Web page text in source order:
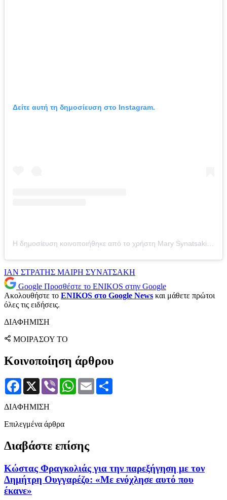
Δείτε αυτή τη δημοσίευση στο Instagram.
Η δημοσίευση κοινοποιήθηκε από το χρήστη Mary Synatsaki (@mairiboo)
ΙΑΝ ΣΤΡΑΤΗΣ ΜΑΙΡΗ ΣΥΝΑΤΣΑΚΗ
Google Προσθέστε το ENIKOS στην Google
Ακολουθήστε το ENIKOS στο Google News και μάθετε πρώτοι
όλες τις ειδήσεις.
ΔΙΑΦΗΜΙΣΗ
ΜΟΙΡΑΣΟΥ ΤΟ
Κοινοποίηση άρθρου
Facebook
X Viber WhatsApp
Email
ΔΙΑΦΗΜΙΣΗ
Επιλεγμένα άρθρα
Διαβάστε επίσης
Κώστας Φραγκολιάς για την παρεξήγηση με τον
Δημήτρη Ουγγαρέζο: «Με ενόχλησε αυτό που
έκανε»